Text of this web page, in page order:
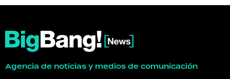
Agencia de noticias y medios de comunicación